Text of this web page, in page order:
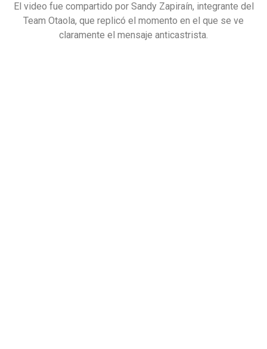
El video fue compartido por Sandy Zapiraín, integrante del
Team Otaola, que replicó el momento en el que se ve
claramente el mensaje anticastrista.